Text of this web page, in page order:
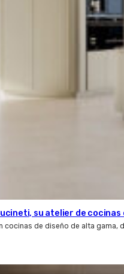
su atelier de cocinas
cocinas de diseño de alta gama,